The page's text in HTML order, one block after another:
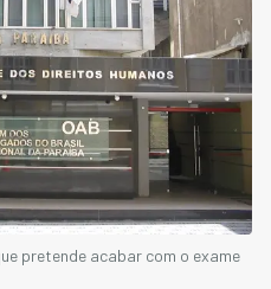
pretende acabar com o exame